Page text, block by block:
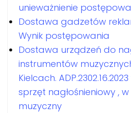
unieważnienie
Dostawa gadzetów
Wynik postępowania
Dostawa urządzeń do
instrumentów
Kielcach.
sprzęt nagłośnieniowy ,
muzyczny